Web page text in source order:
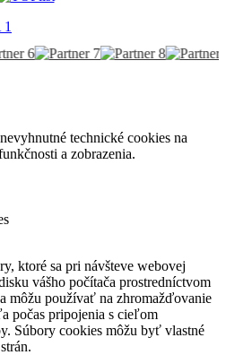
technické cookies na
a zobrazenia.
ktoré sa pri návšteve webovej
vášho počítača prostredníctvom
môžu používať na zhromažďovanie
počas pripojenia s cieľom
Súbory cookies môžu byť vlastné